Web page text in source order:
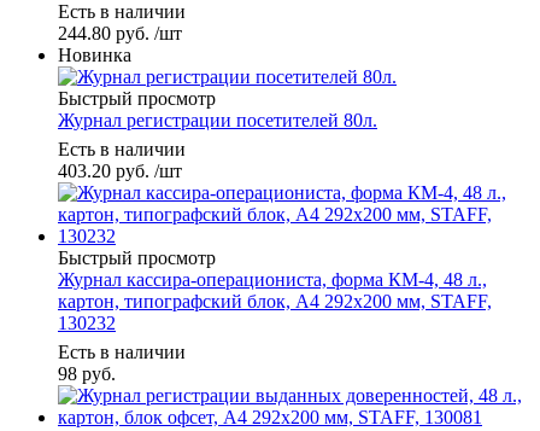
Есть в наличии
244.80 руб. /шт
Новинка
Быстрый просмотр
Журнал регистрации посетителей 80л.
Есть в наличии
403.20 руб. /шт
Быстрый просмотр
Журнал кассира-операциониста, форма КМ-4, 48 л.,
картон, типографский блок, А4 292х200 мм, STAFF,
130232
Есть в наличии
98 руб.